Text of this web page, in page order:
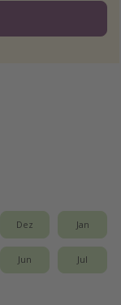
Dez Jan
Jun Jul